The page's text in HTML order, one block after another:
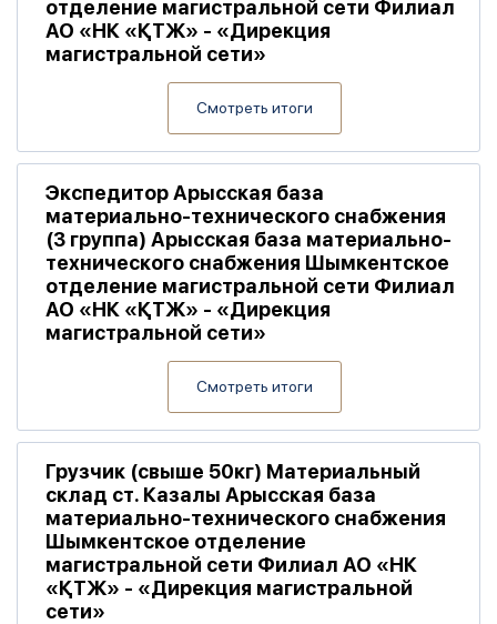
отделение магистральной сети Филиал
АО «НК «ҚТЖ» - «Дирекция
магистральной сети»
Смотреть итоги
Экспедитор Арысская база
материально-технического снабжения
(3 группа) Арысская база материально-
технического снабжения Шымкентское
отделение магистральной сети Филиал
АО «НК «ҚТЖ» - «Дирекция
магистральной сети»
Смотреть итоги
Грузчик (свыше 50кг) Материальный
склад ст. Казалы Арысская база
материально-технического снабжения
Шымкентское отделение
магистральной сети Филиал АО «НК
«ҚТЖ» - «Дирекция магистральной
сети»